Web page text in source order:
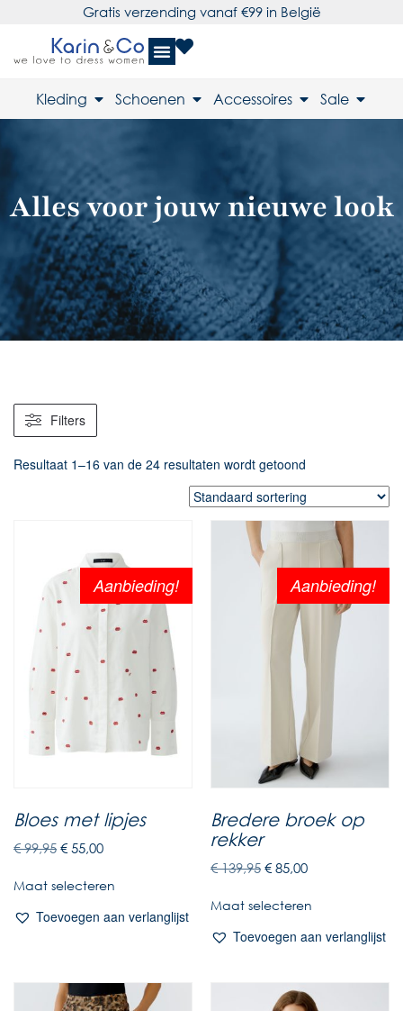
Gratis verzending vanaf €99 in België
Kleding Schoenen Accessoires Sale
Alles voor jouw nieuwe look
Filters
Resultaat 1–16 van de 24 resultaten wordt getoond
Aanbieding!
Bloes met lipjes
€99,95 € 55,00
Maat selecteren
Toevoegen aan verlanglijst
Aanbieding!
Bredere broek op
rekker
€139,95 € 85,00
Maat selecteren
Toevoegen aan verlanglijst